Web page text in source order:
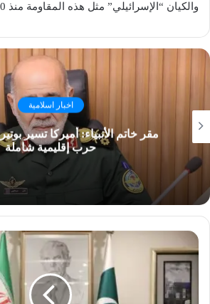
والكيان “الإسرائيلي” مثل هذه المقاومة منذ 70 عامًا”.
اخبار اسلامية
مقر خاتم الأنبياء: أميركا تسير
حرب إقليمية شاملة